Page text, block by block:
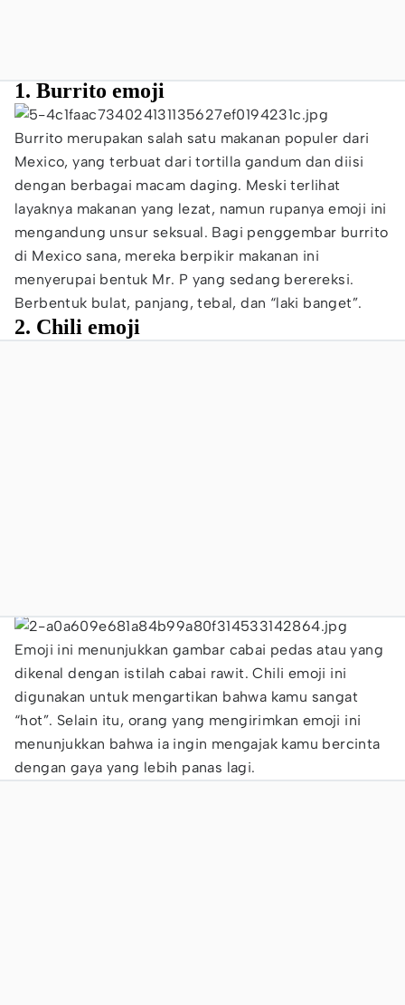
1. Burrito emoji
Burrito merupakan salah satu makanan populer dari
Mexico, yang terbuat dari tortilla gandum dan diisi
dengan berbagai macam daging. Meski terlihat
layaknya makanan yang lezat, namun rupanya emoji ini
mengandung unsur seksual. Bagi penggembar burrito
di Mexico sana, mereka berpikir makanan ini
menyerupai bentuk Mr. P yang sedang berereksi.
Berbentuk bulat, panjang, tebal, dan “laki banget”.
2. Chili emoji
Emoji ini menunjukkan gambar cabai pedas atau yang
dikenal dengan istilah cabai rawit. Chili emoji ini
digunakan untuk mengartikan bahwa kamu sangat
“hot”. Selain itu, orang yang mengirimkan emoji ini
menunjukkan bahwa ia ingin mengajak kamu bercinta
dengan gaya yang lebih panas lagi.